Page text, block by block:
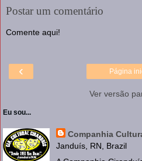
Postar um comentário
Comente aqui!
‹ Página
Ver versão
Eu sou...
Companhia
Janduís, RN, Brazil